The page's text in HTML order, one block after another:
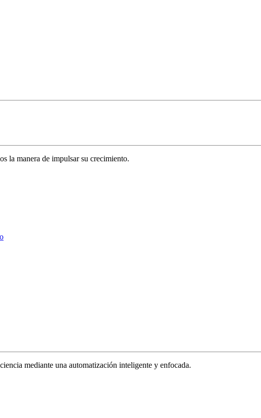
la manera de impulsar su crecimiento.
mediante una automatización inteligente y enfocada.